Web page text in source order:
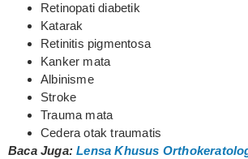
Retinopati diabetik
Katarak
Retinitis pigmentosa
Kanker mata
Albinisme
Stroke
Trauma mata
Cedera otak traumatis
Baca Juga:Lensa Khusus